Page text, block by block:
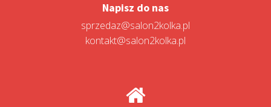
Napisz do nas
sprzedaz@salon2kolka.pl
kontakt@salon2kolka.pl